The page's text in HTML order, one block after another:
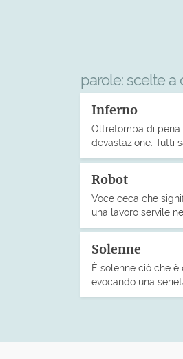
parole: scelte a
Inferno
Oltretomba di pena
devastazione. Tutti
Robot
Voce ceca che
una lavoro servile
Solenne
È solenne ciò che
evocando una